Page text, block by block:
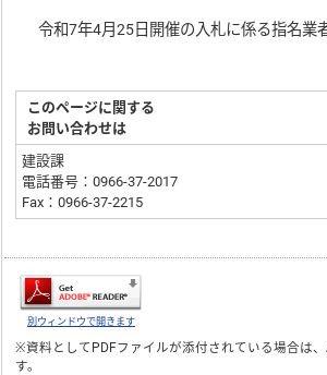
令和7年4月25日開催の入札に係る指名業
このページに関する
お問い合わせは
建設課
電話番号：0966-37-2017
Fax：0966-37-2215
別ウィンドウで開きます
※資料としてPDFファイルが添付されている場合は、
す。